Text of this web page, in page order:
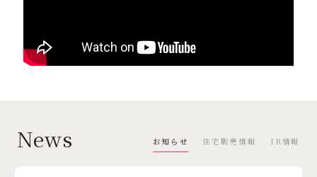
News お知らせ 住宅販売情報 IR情報